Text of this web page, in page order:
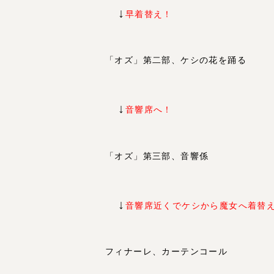
↓ 早着替え！
「オズ」第二部、ケシの花を踊る
↓ 音響席へ！
「オズ」第三部、音響係
↓ 音響席近くでケシから魔女へ着替
フィナーレ、カーテンコール